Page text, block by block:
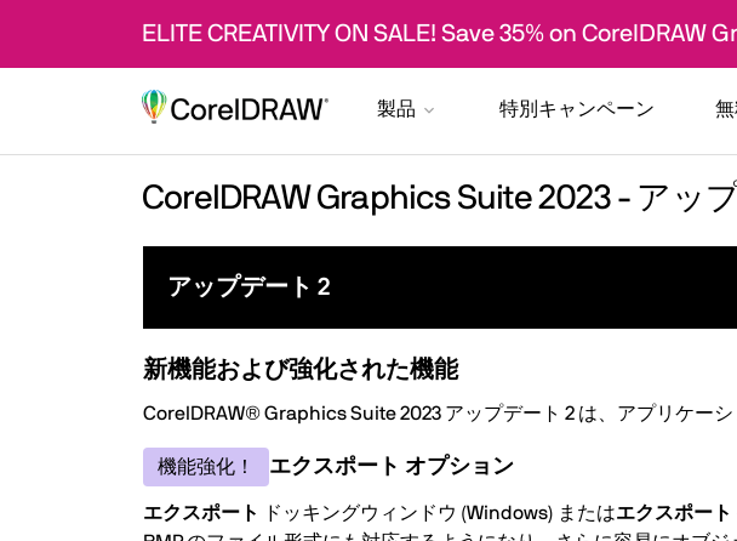
ELITE CREATIVITY ON SALE! Save 35% on CorelDRAW
製品 特別キャンペーン
CorelDRAW Graphics Suite 2023 - アッ
アップデート 2
新機能および強化された機能
CorelDRAW® Graphics Suite 2023 アップデート 2 は、アプリケー
機能強化！ エクスポート オプション
エクスポート ドッキングウィンドウ (Windows) またはエクスポート